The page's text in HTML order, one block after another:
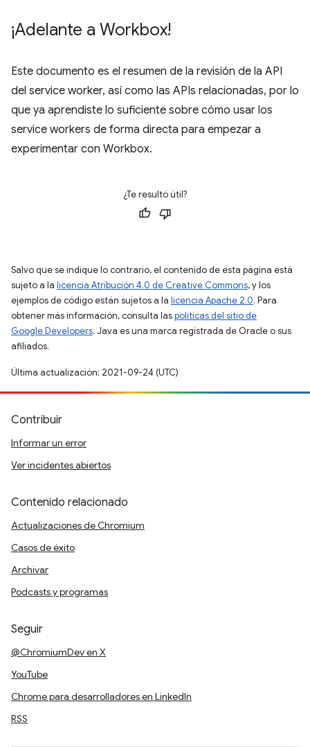
¡Adelante a Workbox!
Este documento es el resumen de la revisión de la API
del service worker, así como las APIs relacionadas, por lo
que ya aprendiste lo suficiente sobre cómo usar los
service workers de forma directa para empezar a
experimentar con Workbox.
¿Te resultó útil?
Salvo que se indique lo contrario, el contenido de esta página está
sujeto a la licencia Atribución 4.0 de Creative Commons, y los
ejemplos de código están sujetos a la licencia Apache 2.0. Para
obtener más información, consulta laspolíticas del sitio de
Google Developers. Java es una marca registrada de Oracle o sus
afiliados.
Última actualización: 2021-09-24 (UTC)
Contribuir
Informar un error
Ver incidentes abiertos
Contenido relacionado
Actualizaciones de Chromium
Casos de éxito
Archivar
Podcasts y programas
Seguir
@ChromiumDev en X
YouTube
Chrome para desarrolladores en LinkedIn
RSS